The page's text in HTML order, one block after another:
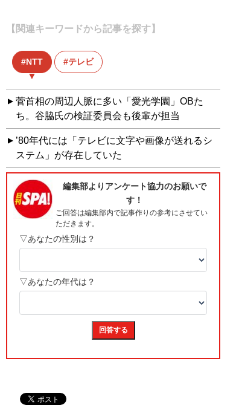
【関連キーワードから記事を探す】
NTT テレビ
菅首相の周辺人脈に多い「愛光学園」OBた
ち。谷脇氏の検証委員会も後輩が担当
’80年代には「テレビに文字や画像が送れるシ
ステム」が存在していた